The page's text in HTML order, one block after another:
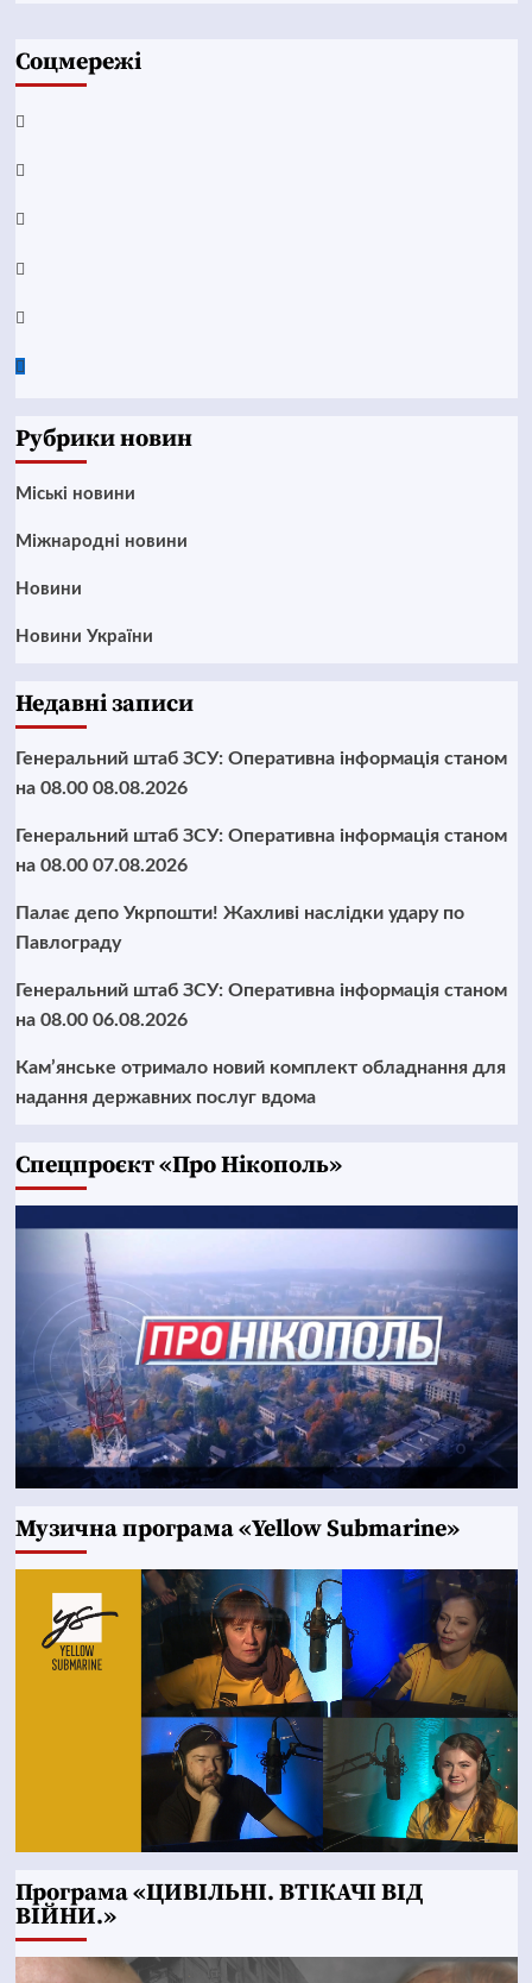
Соцмережі
Facebook
YouTube
Telegram
Instagram
Twitter
Google
Рубрики новин
Mіські новини
Міжнародні новини
Новини
Новини України
Недавні записи
Генеральний штаб ЗСУ: Оперативна інформація станом
на 08.00 08.08.2026
Генеральний штаб ЗСУ: Оперативна інформація станом
на 08.00 07.08.2026
Палає депо Укрпошти! Жахливі наслідки удару по
Павлограду
Генеральний штаб ЗСУ: Оперативна інформація станом
на 08.00 06.08.2026
Кам’янське отримало новий комплект обладнання для
надання державних послуг вдома
Cпецпроєкт «Про Нікополь»
Музична програма «Yellow Submarine»
Програма «ЦИВІЛЬНІ. ВТІКАЧІ ВІД
ВІЙНИ.»